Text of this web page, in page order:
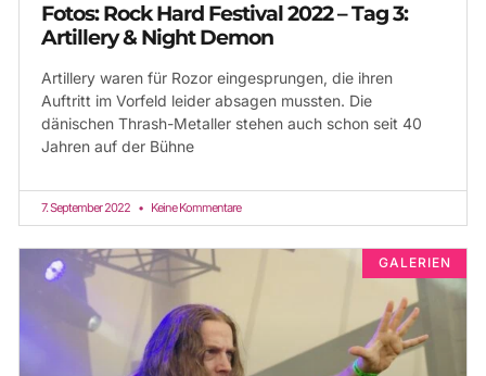
Fotos: Rock Hard Festival 2022 – Tag 3:
Artillery & Night Demon
Artillery waren für Rozor eingesprungen, die ihren
Auftritt im Vorfeld leider absagen mussten. Die
dänischen Thrash-Metaller stehen auch schon seit 40
Jahren auf der Bühne
7. September 2022 Keine Kommentare
GALERIEN